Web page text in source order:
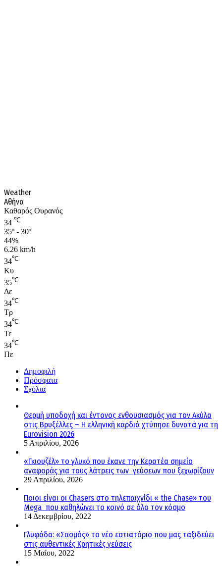
Weather
Αθήνα
Καθαρός Ουρανός
34 ℃
35º - 30º
44%
6.26 km/h
34℃
Κυ
35℃
Δε
34℃
Τρ
34℃
Τε
34℃
Πε
Δημοφιλή
Πρόσφατα
Σχόλια
Θερμή υποδοχή και έντονος ενθουσιασμός για τον Ακύλα
στις Βρυξέλλες – Η ελληνική καρδιά χτύπησε δυνατά για τη
Eurovision 2026
5 Απριλίου, 2026
«Γκιουζέλ» το γλυκό που έκανε την Κερατέα σημείο
αναφοράς για τους λάτρεις των γεύσεων που ξεχωρίζουν
29 Απριλίου, 2026
Ποιοι είναι οι Chasers στο τηλεπαιχνίδι « the Chase» του
Mega που καθηλώνει το κοινό σε όλο τον κόσμο
14 Δεκεμβρίου, 2022
Γλυφάδα: «Σασμός» το νέο εστιατόριο που μας ταξιδεύει
στις αυθεντικές Κρητικές γεύσεις
15 Μαΐου, 2022